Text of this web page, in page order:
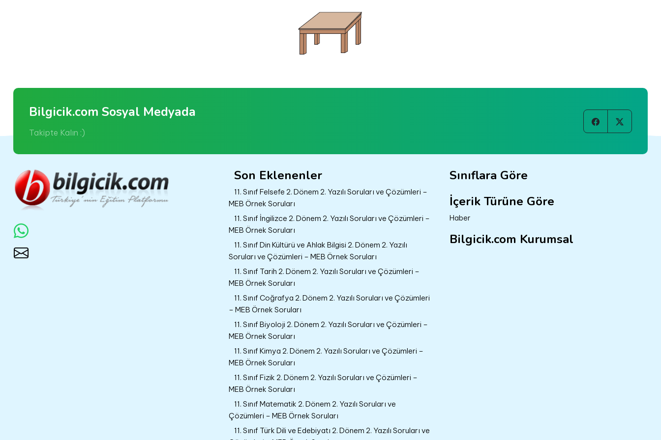
Bilgicik.com Sosyal Medyada
Takipte Kalın :)
Son Eklenenler
11. Sınıf Felsefe 2. Dönem 2. Yazılı Soruları ve Çözümleri –
MEB Örnek Soruları
11. Sınıf İngilizce 2. Dönem 2. Yazılı Soruları ve Çözümleri –
MEB Örnek Soruları
11. Sınıf Din Kültürü ve Ahlak Bilgisi 2. Dönem 2. Yazılı
Soruları ve Çözümleri – MEB Örnek Soruları
11. Sınıf Tarih 2. Dönem 2. Yazılı Soruları ve Çözümleri –
MEB Örnek Soruları
11. Sınıf Coğrafya 2. Dönem 2. Yazılı Soruları ve Çözümleri
– MEB Örnek Soruları
11. Sınıf Biyoloji 2. Dönem 2. Yazılı Soruları ve Çözümleri –
MEB Örnek Soruları
11. Sınıf Kimya 2. Dönem 2. Yazılı Soruları ve Çözümleri –
MEB Örnek Soruları
11. Sınıf Fizik 2. Dönem 2. Yazılı Soruları ve Çözümleri –
MEB Örnek Soruları
11. Sınıf Matematik 2. Dönem 2. Yazılı Soruları ve
Çözümleri – MEB Örnek Soruları
11. Sınıf Türk Dili ve Edebiyatı 2. Dönem 2. Yazılı Soruları ve
Sınıflara Göre
İçerik Türüne Göre
Haber
Bilgicik.com Kurumsal